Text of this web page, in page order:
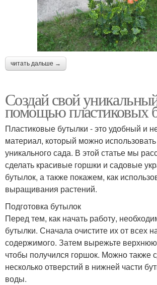
читать дальше →
Создай свой
помощью пластиковых
Пластиковые бутылки - это удобный и
материал, который можно
уникального сада. В этой статье мы
сделать красивые горшки и садовые
бутылок, а также покажем, как
выращивания растений.
Подготовка бутылок
Перед тем, как начать работу,
бутылки. Сначала очистите их от всех
содержимого. Затем вырежьте верхнюю
чтобы получился горшок. Можно также
несколько отверстий в нижней части
воды.